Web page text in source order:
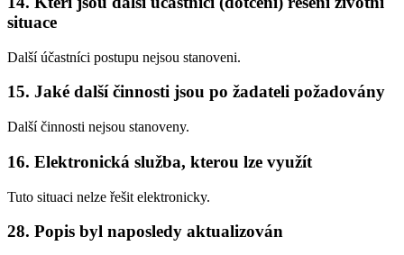
situace
Další účastníci postupu nejsou stanoveni.
15. Jaké další činnosti jsou po žadateli požadovány
Další činnosti nejsou stanoveny.
16. Elektronická služba, kterou lze využít
Tuto situaci nelze řešit elektronicky.
28. Popis byl naposledy aktualizován